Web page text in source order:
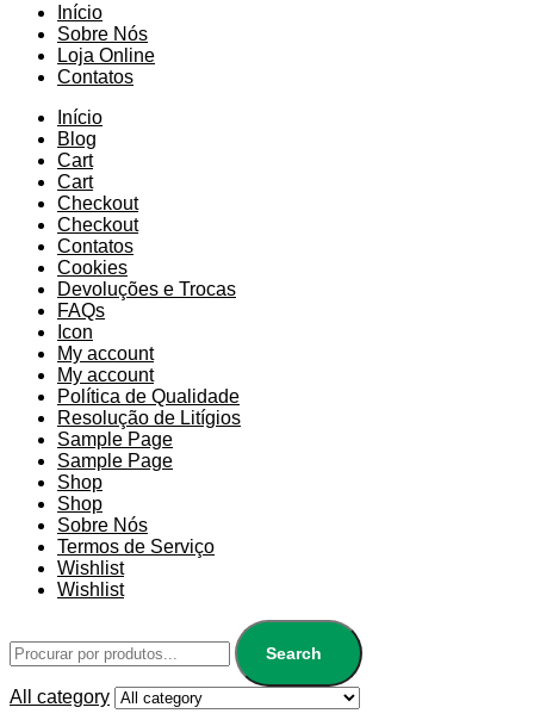
Início
Sobre Nós
Loja Online
Contatos
Início
Blog
Cart
Cart
Checkout
Checkout
Contatos
Cookies
Devoluções e Trocas
FAQs
Icon
My account
My account
Política de Qualidade
Resolução de Litígios
Sample Page
Sample Page
Shop
Shop
Sobre Nós
Termos de Serviço
Wishlist
Wishlist
Search
All category